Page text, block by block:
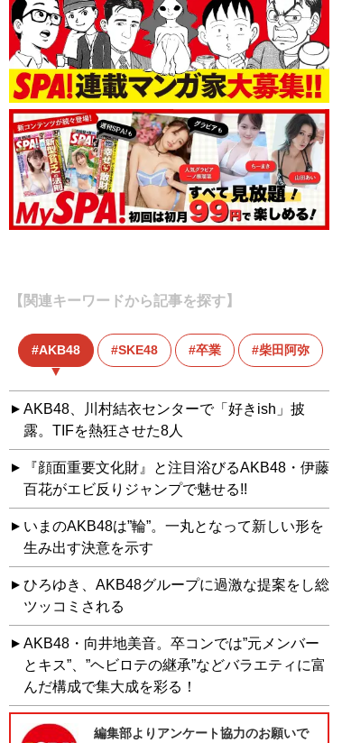
【関連キーワードから記事を探す】
AKB48 SKE48 卒業 柴田阿弥
AKB48、川村結衣センターで「好きish」披
露。TIFを熱狂させた8人
『顔面重要文化財』と注目浴びるAKB48・伊藤
百花がエビ反りジャンプで魅せる!!
いまのAKB48は”輪”。一丸となって新しい形を
生み出す決意を示す
ひろゆき、AKB48グループに過激な提案をし総
ツッコミされる
AKB48・向井地美音。卒コンでは”元メンバー
とキス”、”ヘビロテの継承”などバラエティに富
んだ構成で集大成を彩る！